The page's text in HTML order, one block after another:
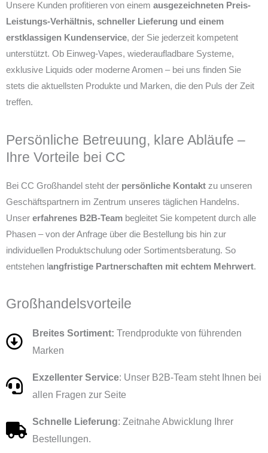
Unsere Kunden profitieren von einem ausgezeichneten Preis-
Leistungs-Verhältnis, schneller Lieferung und einem
erstklassigen Kundenservice, der Sie jederzeit kompetent
unterstützt. Ob Einweg-Vapes, wiederaufladbare Systeme,
exklusive Liquids oder moderne Aromen – bei uns finden Sie
stets die aktuellsten Produkte und Marken, die den Puls der Zeit
treffen.
Persönliche Betreuung, klare Abläufe –
Ihre Vorteile bei CC
Bei CC Großhandel steht der persönliche Kontakt zu unseren
Geschäftspartnern im Zentrum unseres täglichen Handelns.
Unser erfahrenes B2B-Team begleitet Sie kompetent durch alle
Phasen – von der Anfrage über die Bestellung bis hin zur
individuellen Produktschulung oder Sortimentsberatung. So
entstehen langfristige Partnerschaften mit echtem Mehrwert.
Großhandelsvorteile
Breites Sortiment: Trendprodukte von führenden
Marken
Exzellenter Service: Unser B2B-Team steht Ihnen bei
allen Fragen zur Seite
Schnelle Lieferung: Zeitnahe Abwicklung Ihrer
Bestellungen.